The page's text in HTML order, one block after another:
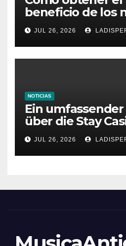
beneficio de los
bonus codes de
JUL 26, 2026
NOTICIAS
Ein
über die Stay
JUL 26, 2026